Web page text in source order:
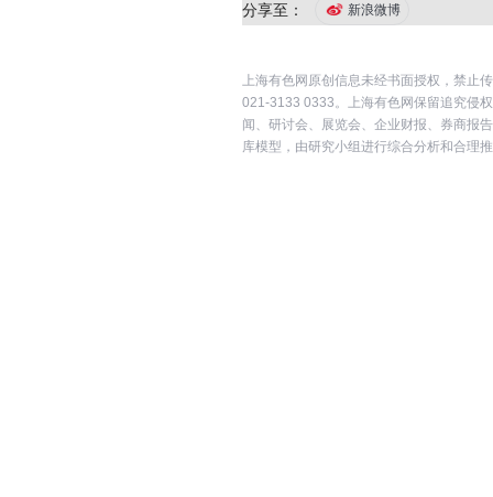
分享至： 新浪微博
上海有色网原创信息未经书面授权，禁止
021-3133 0333。上海有色网保留追究侵
闻、研讨会、展览会、企业财报、券商报
库模型，由研究小组进行综合分析和合理